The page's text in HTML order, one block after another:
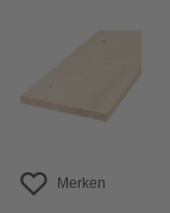
Merken